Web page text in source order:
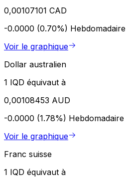
0,00107101 CAD
-0.0000 (0.70%) Hebdomadaire
Voir le graphique
Dollar australien
1 IQD équivaut à
0,00108453 AUD
-0.0000 (1.78%) Hebdomadaire
Voir le graphique
Franc suisse
1 IQD équivaut à